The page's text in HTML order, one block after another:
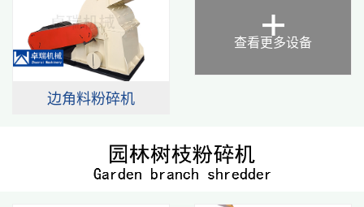
边角料粉碎机
+
查看更多设备